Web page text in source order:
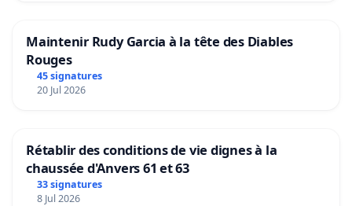
Maintenir Rudy Garcia à la tête des Diables
Rouges
45 signatures
20 Jul 2026
Rétablir des conditions de vie dignes à la
chaussée d'Anvers 61 et 63
33 signatures
8 Jul 2026